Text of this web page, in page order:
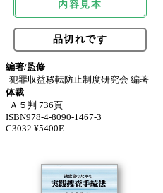
内容見本
品切れです
編著/監修
犯罪収益移転防止制度研究会 編著
体裁
Ａ５判 736頁
ISBN978-4-8090-1467-3
C3032 ¥5400E